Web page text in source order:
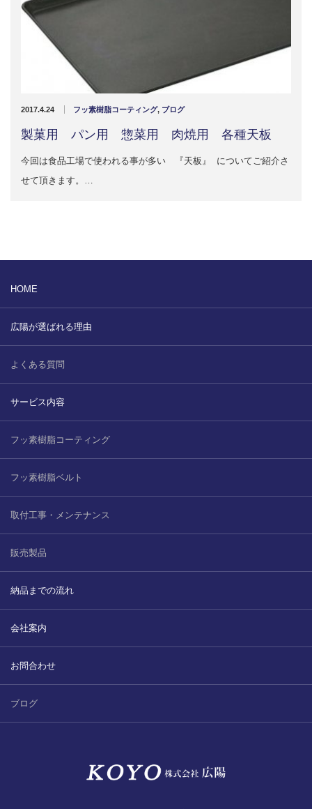
2017.4.24 フッ素樹脂コーティング, ブログ
製菓用 パン用 惣菜用 肉焼用 各種天板
今回は食品工場で使われる事が多い 『天板』 についてご紹介さ
せて頂きます。…
HOME
広陽が選ばれる理由
よくある質問
サービス内容
フッ素樹脂コーティング
フッ素樹脂ベルト
取付工事・メンテナンス
販売製品
納品までの流れ
会社案内
お問合わせ
ブログ